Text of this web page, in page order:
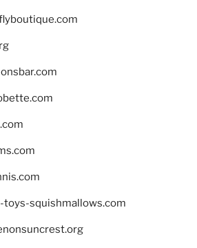
squishmallows.com